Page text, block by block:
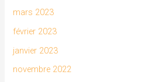
mars 2023
février 2023
janvier 2023
novembre 2022